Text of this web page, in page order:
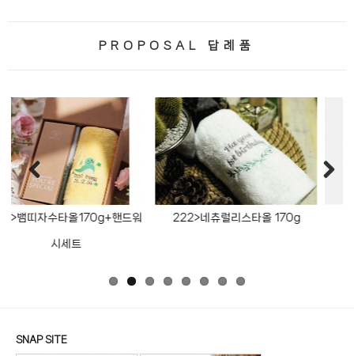
PROPOSAL 답례품
드워 222>네츄럴리스타올 170g 259>행복가득리프
SNAP SITE